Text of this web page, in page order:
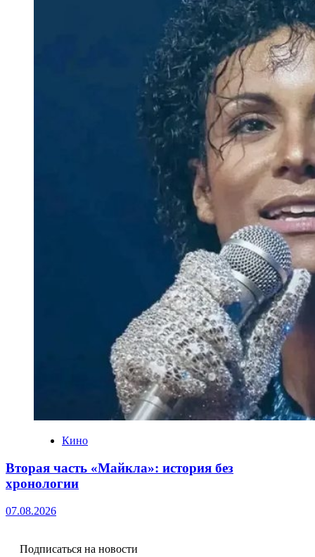
Кино
Вторая часть «Майкла»: история без
хронологии
07.08.2026
Подписаться на новости